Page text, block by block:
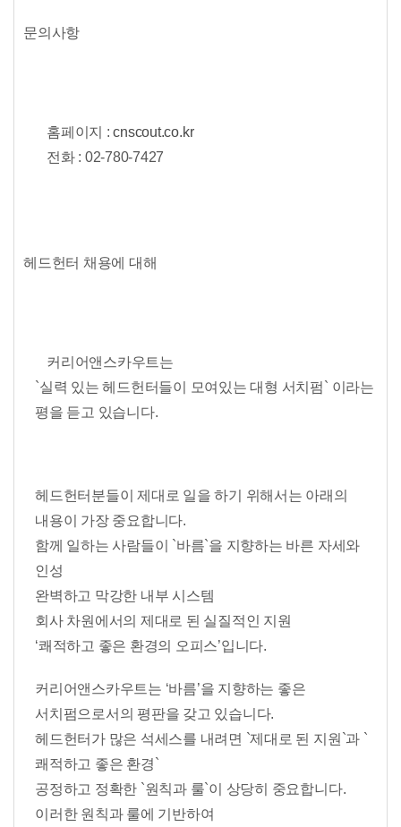
문의사항
홈페이지 :cnscout.co.kr
전화 : 02-780-7427
헤드헌터 채용에 대해
커리어앤스카우트는
`실력 있는 헤드헌터들이 모여있는 대형 서치펌` 이라는
평을 듣고 있습니다.
헤드헌터분들이 제대로 일을 하기 위해서는 아래의
내용이 가장 중요합니다.
함께 일하는 사람들이 `바름`을 지향하는 바른 자세와
인성
완벽하고 막강한 내부 시스템
회사 차원에서의 제대로 된 실질적인 지원
‘쾌적하고 좋은 환경의 오피스’입니다.
커리어앤스카우트는 ‘바름’을 지향하는 좋은
서치펌으로서의 평판을 갖고 있습니다.
헤드헌터가 많은 석세스를 내려면 `제대로 된 지원`과 `
쾌적하고 좋은 환경`
공정하고 정확한 `원칙과 룰`이 상당히 중요합니다.
이러한 원칙과 룰에 기반하여